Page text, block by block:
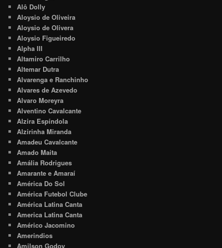
Alô Dolly
Aloysio de Oliveira
Aloysio de Olivera
Aloysio Figueiredo
Alpha III
Altamiro Carrilho
Altemar Dutra
Alvarenga e Ranchinho
Alvares de Azevedo
Alvaro Moreyra
Alventino Cavalcante
Alzira Espíndola
Alzirinha Miranda
Amadeu Cavalcante
Amado Maita
Amália Rodrigues
Amarante e Amaraí
América Do Sol
América Futebol Clube
América Latina Canta
America Latina Canta
Américo Jacomino
Amerindios
Amilson Godoy